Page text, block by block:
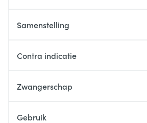
Samenstelling
Contra indicatie
Zwangerschap
Gebruik